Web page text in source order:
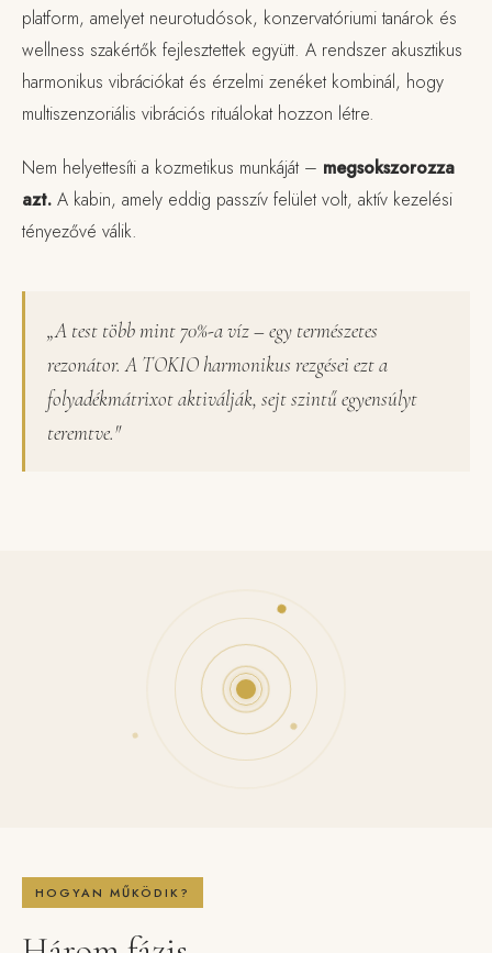
platform, amelyet neurotudósok, konzervatóriumi tanárok és
wellness szakértők fejlesztettek együtt. A rendszer akusztikus
harmonikus vibrációkat és érzelmi zenéket kombinál, hogy
multiszenzoriális vibrációs rituálokat hozzon létre.
Nem helyettesíti a kozmetikus munkáját – megsokszorozza
azt. A kabin, amely eddig passzív felület volt, aktív kezelési
tényezővé válik.
„A test több mint 70%-a víz – egy természetes
rezonátor. A TOKIO harmonikus rezgései ezt a
folyadékmátrixot aktiválják, sejt szintű egyensúlyt
teremtve."
HOGYAN MŰKÖDIK?